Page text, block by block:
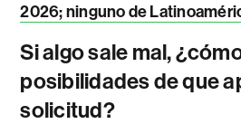
2026; ninguno de
Si algo sale mal,
posibilidades de que
solicitud?